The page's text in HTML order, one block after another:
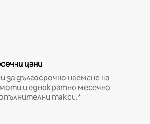
цени
за дългосрочно наемане на
и еднократно месечно
такси.*